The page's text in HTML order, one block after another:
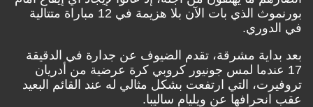
بورنموث الذي بات الآن بلا هزيمة في 12 مباراة متتالية
في الدوري.
بعد بداية مشرقة، تقدم الضيوف عن جدارة في الدقيقة
17 عندما لمس جونيور كروبي كرة عرضية من أدريان
تروفيرت، التي ارتفعت بشكل مثالي له عند القائم البعيد
عقب انحرافها عن ويليام ساليبا.